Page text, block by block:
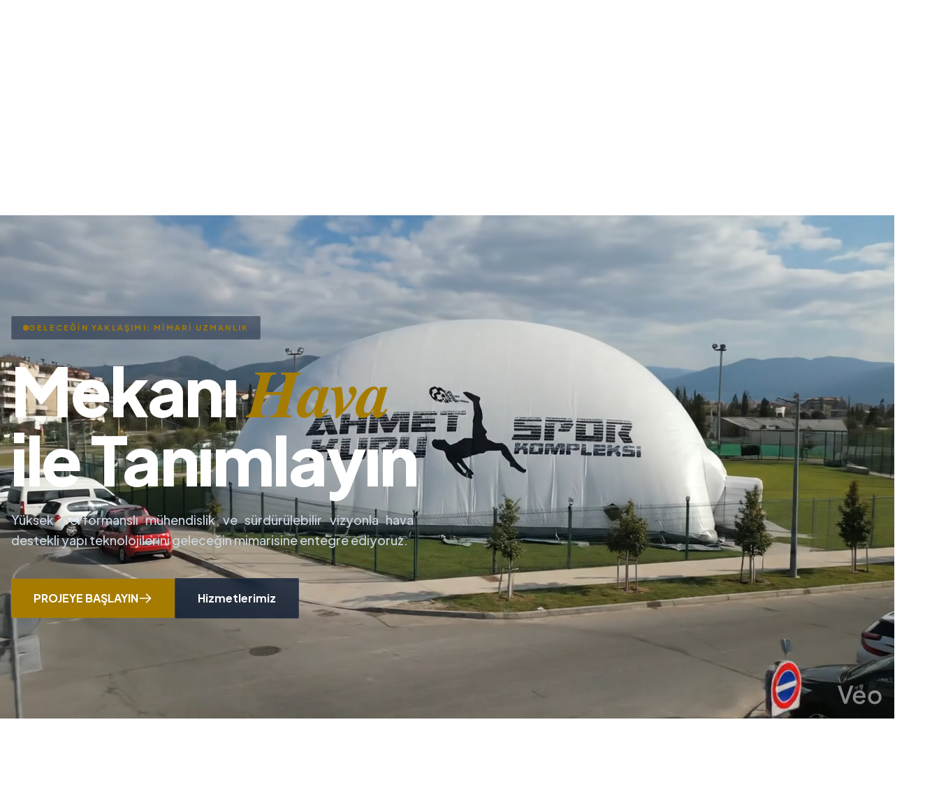
GELECEĞİN YAKLAŞIMI: MİMARİ UZMANLIK
MekanıHava
ile Tanımlayın
Yüksek performanslı mühendislik ve sürdürülebilir vizyonla hava
destekli yapı teknolojilerini geleceğin mimarisine entegre ediyoruz.
PROJEYE BAŞLAYIN Hizmetlerimiz